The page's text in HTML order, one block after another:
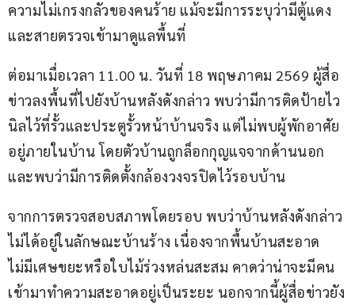
ความไม่เกรงกลัวของคนร้าย แม้จะมีการระบุว่ามีตู้แดง
และสายตรวจเข้ามาดูแลพื้นที่
ต่อมาเมื่อเวลา 11.00 น. วันที่ 18 พฤษภาคม 2569 ผู้สื่อ
ข่าวลงพื้นที่ไปยังบ้านหลังดังกล่าว พบว่ามีการติดป้ายไว
นิลไว้ที่รั้วและประตูรั้วหน้าบ้านจริง แต่ไม่พบผู้พักอาศัย
อยู่ภายในบ้าน โดยตัวบ้านถูกล็อกกุญแจจากด้านนอก
และพบว่ามีการติดตั้งกล้องวงจรปิดไว้รอบบ้าน
จากการตรวจสอบสภาพโดยรอบ พบว่าบ้านหลังดังกล่าว
ไม่ได้อยู่ในลักษณะบ้านร้าง เนื่องจากพื้นบ้านสะอาด
ไม่มีเศษขยะหรือใบไม้ร่วงหล่นสะสม คาดว่าน่าจะมีคน
เข้ามาทำความสะอาดอยู่เป็นระยะ นอกจากนี้ผู้สื่อข่าวยัง